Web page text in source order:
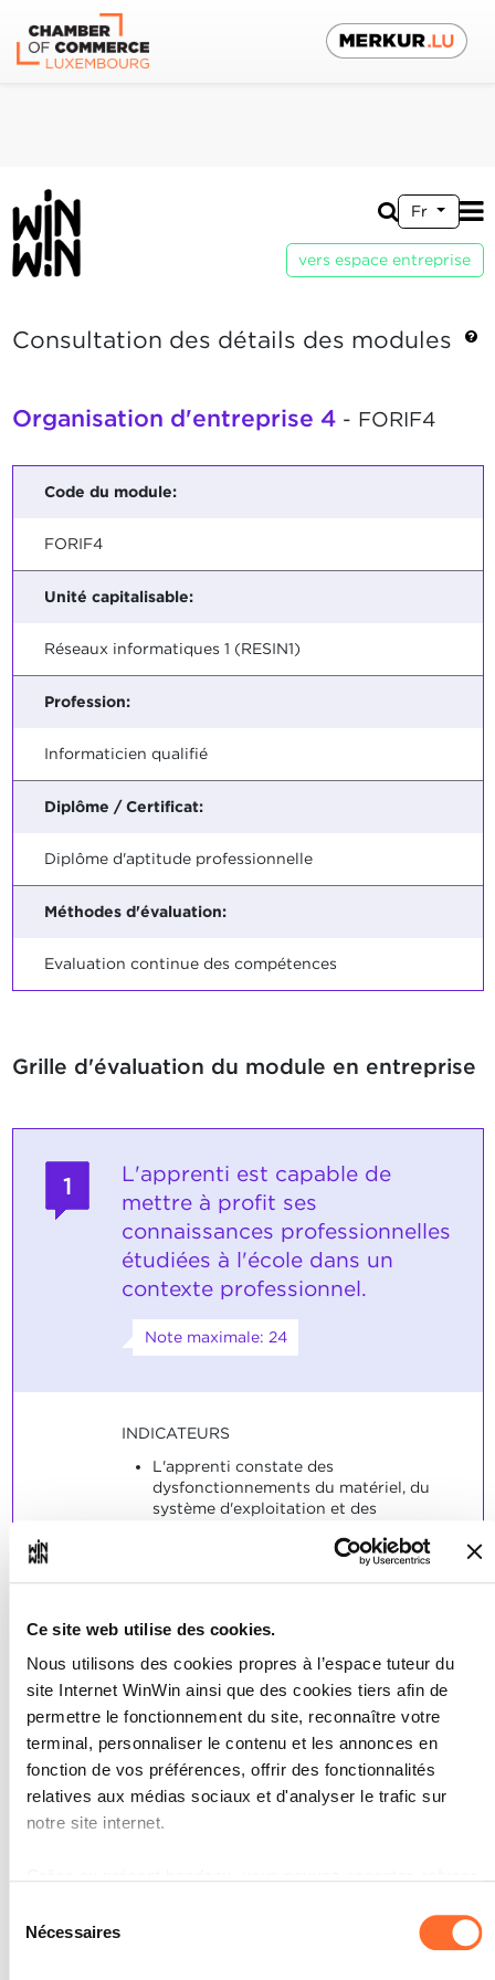
Ce site web utilise des cookies.
Nous utilisons des cookies propres à l’espace tuteur du
site Internet WinWin ainsi que des cookies tiers afin de
permettre le fonctionnement du site, reconnaître votre
terminal, personnaliser le contenu et les annonces en
fonction de vos préférences, offrir des fonctionnalités
relatives aux médias sociaux et d'analyser le trafic sur
notre site internet.
l’exception des cookies strictement nécessaires au
fonctionnement du site. Une description des différents
Nécessaires
Fr
vers espace entreprise
Consultation des détails des modules
Organisation d'entreprise 4- FORIF4
Code du module:
FORIF4
Unité capitalisable:
Réseaux informatiques 1 (RESIN1)
Profession:
Informaticien qualifié
Diplôme / Certificat:
Diplôme d'aptitude professionnelle
Méthodes d'évaluation:
Evaluation continue des compétences
Grille d'évaluation du module en entreprise
1
L'apprenti est capable de
mettre à profit ses
connaissances professionnelles
étudiées à l'école dans un
contexte professionnel.
Note maximale: 24
INDICATEURS
L'apprenti constate des
dysfonctionnements du matériel, du
système d'exploitation et des
L'apprenti intègre un ordinateur de
L'apprenti gère des utilisateurs ainsi
que des autorisations d'utilisation à
l'échelle du poste de travail.
L'apprenti restaure le système
d'exploitation ainsi que les données
d'utilisateurs en suivant les
indications.
SOCLES